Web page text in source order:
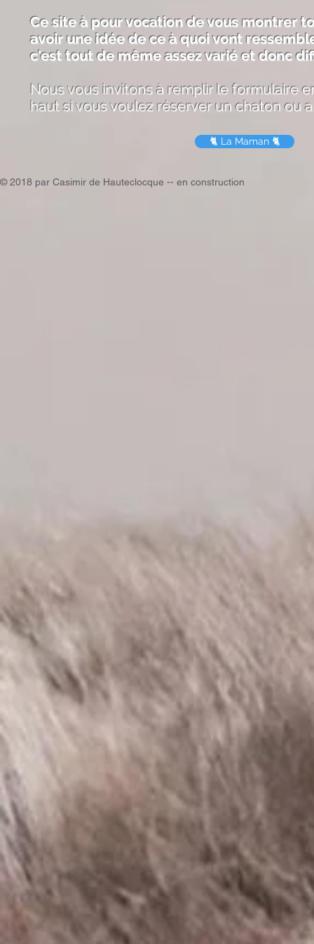
Ce site à pour vocation de vous montrer
avoir une idée de ce à quoi vont
c'est tout de même assez varié et donc
Nous vous invitons à remplir le formulaire
haut si vous voulez réserver un chaton ou
🐈 La Maman 🐈
© 2018 par Casimir de Hauteclocque -- en construction